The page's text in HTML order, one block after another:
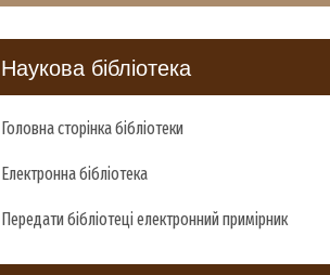
Наукова бібліотека
Головна сторінка бібліотеки
Електронна бібліотека
Передати бібліотеці електронний примірник